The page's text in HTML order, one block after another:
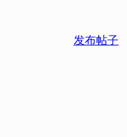
发布帖子